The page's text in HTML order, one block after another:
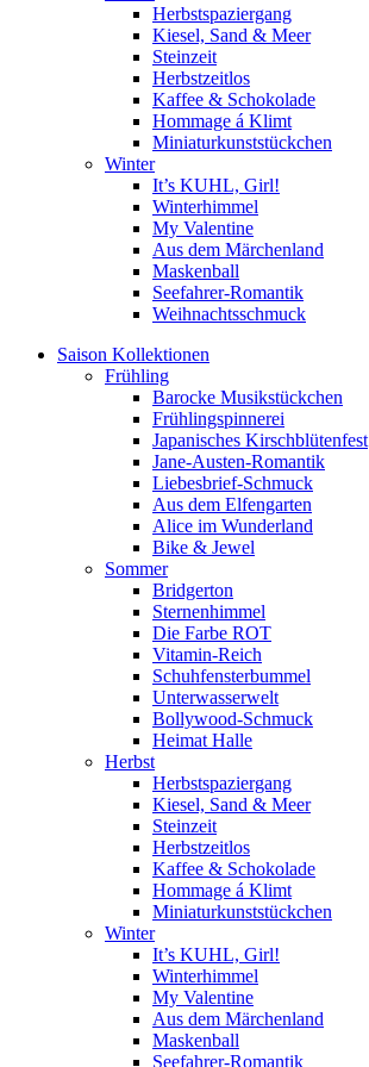
Herbstspaziergang
Kiesel, Sand & Meer
Steinzeit
Herbstzeitlos
Kaffee & Schokolade
Hommage á Klimt
Miniaturkunststückchen
Winter
It’s KUHL, Girl!
Winterhimmel
My Valentine
Aus dem Märchenland
Maskenball
Seefahrer-Romantik
Weihnachtsschmuck
Saison Kollektionen
Frühling
Barocke Musikstückchen
Frühlingspinnerei
Japanisches Kirschblütenfest
Jane-Austen-Romantik
Liebesbrief-Schmuck
Aus dem Elfengarten
Alice im Wunderland
Bike & Jewel
Sommer
Bridgerton
Sternenhimmel
Die Farbe ROT
Vitamin-Reich
Schuhfensterbummel
Unterwasserwelt
Bollywood-Schmuck
Heimat Halle
Herbst
Herbstspaziergang
Kiesel, Sand & Meer
Steinzeit
Herbstzeitlos
Kaffee & Schokolade
Hommage á Klimt
Miniaturkunststückchen
Winter
It’s KUHL, Girl!
Winterhimmel
My Valentine
Aus dem Märchenland
Maskenball
Seefahrer-Romantik